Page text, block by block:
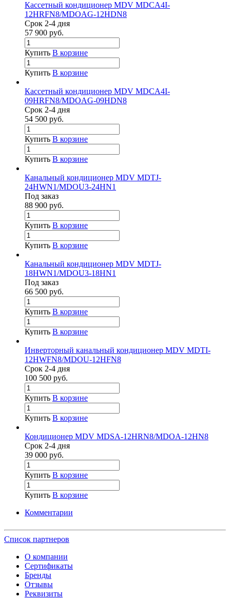
Кассетный кондиционер MDV MDCA4I-
12HRFN8/MDOAG-12HDN8
Срок 2-4 дня
57 900 руб.
Купить В корзине
Купить В корзине
Кассетный кондиционер MDV MDCA4I-
09HRFN8/MDOAG-09HDN8
Срок 2-4 дня
54 500 руб.
Купить В корзине
Купить В корзине
Канальный кондиционер MDV MDTJ-
24HWN1/MDOU3-24HN1
Под заказ
88 900 руб.
Купить В корзине
Купить В корзине
Канальный кондиционер MDV MDTJ-
18HWN1/MDOU3-18HN1
Под заказ
66 500 руб.
Купить В корзине
Купить В корзине
Инверторный канальный кондиционер MDV MDTI-
12HWFN8/MDOU-12HFN8
Срок 2-4 дня
100 500 руб.
Купить В корзине
Купить В корзине
Кондиционер MDV MDSA-12HRN8/MDOA-12HN8
Срок 2-4 дня
39 000 руб.
Купить В корзине
Купить В корзине
Комментарии
Список партнеров
О компании
Сертификаты
Бренды
Отзывы
Реквизиты